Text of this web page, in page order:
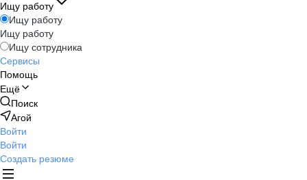
Ищу работу
Ищу работу
Ищу работу
Ищу сотрудника
Сервисы
Помощь
Ещё
Поиск
Агой
Войти
Войти
Создать резюме